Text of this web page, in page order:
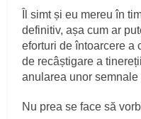
Îl simt și eu mereu în
definitiv, așa cum ar
eforturi de întoarcere a
de recâștigare a
anularea unor
Nu prea se face să